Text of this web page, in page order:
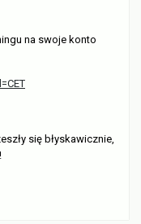
na swoje konto
się błyskawicznie,